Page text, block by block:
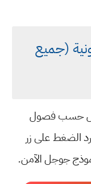
(جميع
حسب فصول
الضغط على زر
جوجل الآمن.